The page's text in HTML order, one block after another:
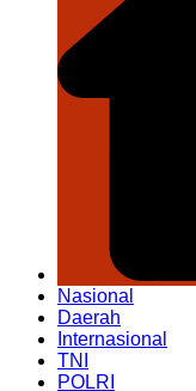
Nasional
Daerah
Internasional
TNI
POLRI